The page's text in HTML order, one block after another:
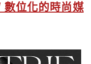
位化的時尚媒